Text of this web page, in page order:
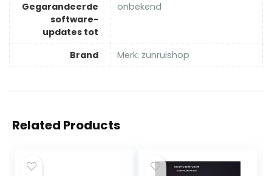
Gegarandeerde
software-
updates tot
‎onbekend
Brand Merk: zunruishop
Related Products